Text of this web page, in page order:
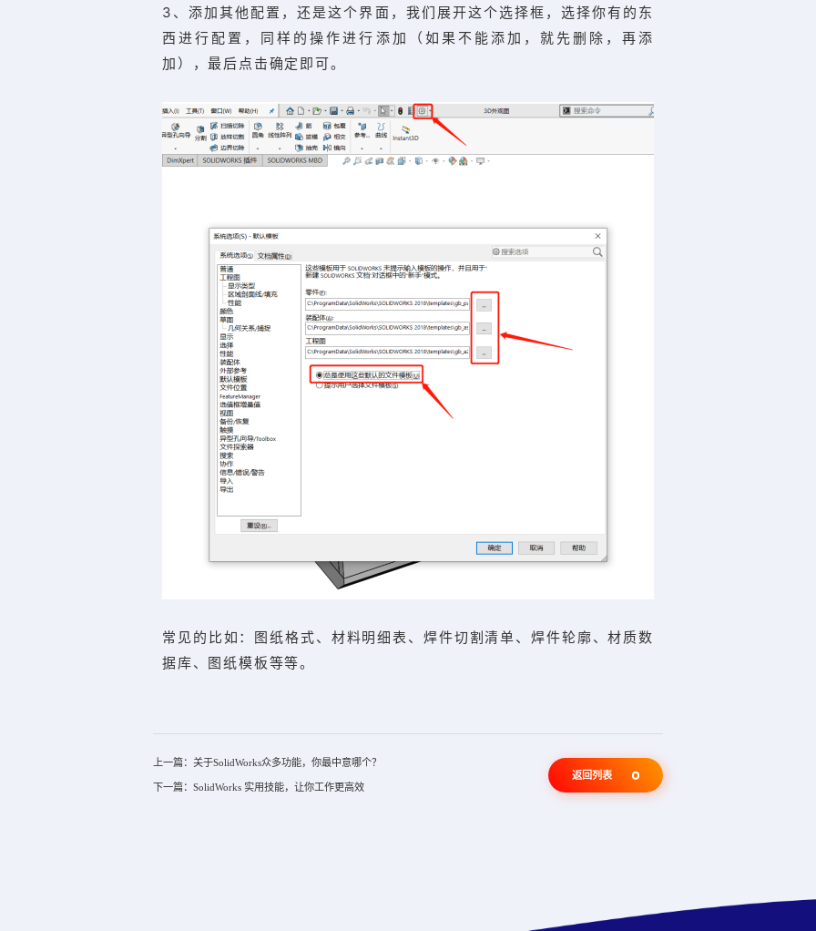
3、添加其他配置，还是这个界面，我们展开这个选择框，选择你有的东
西进行配置，同样的操作进行添加（如果不能添加，就先删除，再添
加），最后点击确定即可。
常见的比如：图纸格式、材料明细表、焊件切割清单、焊件轮廓、材质数
据库、图纸模板等等。
上一篇：关于SolidWorks众多功能，你最中意哪个？
下一篇：SolidWorks 实用技能，让你工作更高效
返回列表